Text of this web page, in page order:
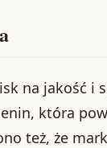
na jakość i
która
też, że